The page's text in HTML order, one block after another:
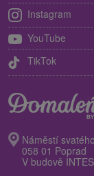
Instagram
YouTube
TikTok
Náměstí
058 01 Poprad
V budově